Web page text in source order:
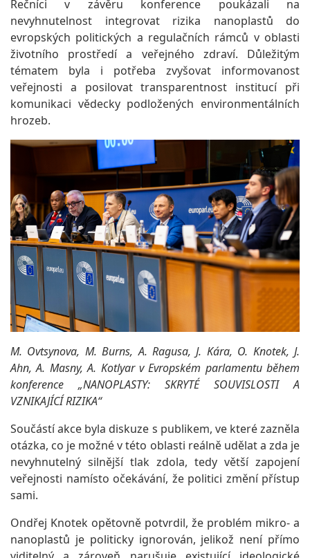
Řečníci v závěru konference poukázali na
nevyhnutelnost integrovat rizika nanoplastů do
evropských politických a regulačních rámců v oblasti
životního prostředí a veřejného zdraví. Důležitým
tématem byla i potřeba zvyšovat informovanost
veřejnosti a posilovat transparentnost institucí při
komunikaci vědecky podložených environmentálních
hrozeb.
M. Ovtsynova, M. Burns, A. Ragusa, J. Kára, O. Knotek, J.
Ahn, A. Masny, A. Kotlyar v Evropském parlamentu během
konference „NANOPLASTY: SKRYTÉ SOUVISLOSTI A
VZNIKAJÍCÍ RIZIKA“
Součástí akce byla diskuze s publikem, ve které zazněla
otázka, co je možné v této oblasti reálně udělat a zda je
nevyhnutelný silnější tlak zdola, tedy větší zapojení
veřejnosti namísto očekávání, že politici změní přístup
sami.
Ondřej Knotek opětovně potvrdil, že problém mikro- a
nanoplastů je politicky ignorován, jelikož není přímo